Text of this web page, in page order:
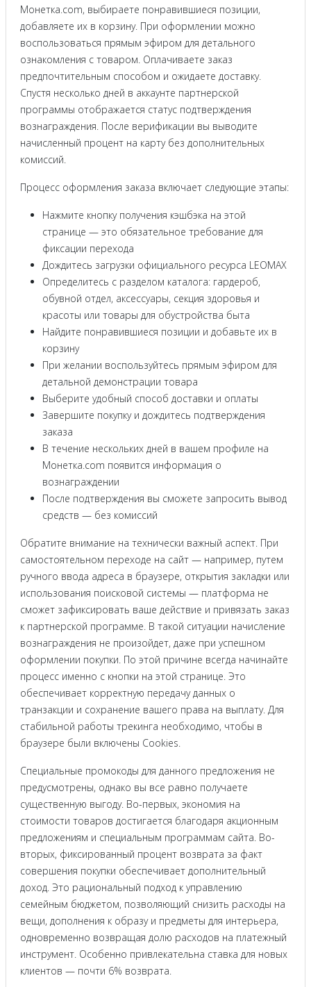
Монетка.com, выбираете понравившиеся позиции,
добавляете их в корзину. При оформлении можно
воспользоваться прямым эфиром для детального
ознакомления с товаром. Оплачиваете заказ
предпочтительным способом и ожидаете доставку.
Спустя несколько дней в аккаунте партнерской
программы отображается статус подтверждения
вознаграждения. После верификации вы выводите
начисленный процент на карту без дополнительных
комиссий.
Процесс оформления заказа включает следующие этапы:
Нажмите кнопку получения кэшбэка на этой
странице — это обязательное требование для
фиксации перехода
Дождитесь загрузки официального ресурса LEOMAX
Определитесь с разделом каталога: гардероб,
обувной отдел, аксессуары, секция здоровья и
красоты или товары для обустройства быта
Найдите понравившиеся позиции и добавьте их в
корзину
При желании воспользуйтесь прямым эфиром для
детальной демонстрации товара
Выберите удобный способ доставки и оплаты
Завершите покупку и дождитесь подтверждения
заказа
В течение нескольких дней в вашем профиле на
Монетка.com появится информация о
вознаграждении
После подтверждения вы сможете запросить вывод
средств — без комиссий
Обратите внимание на технически важный аспект. При
самостоятельном переходе на сайт — например, путем
ручного ввода адреса в браузере, открытия закладки или
использования поисковой системы — платформа не
сможет зафиксировать ваше действие и привязать заказ
к партнерской программе. В такой ситуации начисление
вознаграждения не произойдет, даже при успешном
оформлении покупки. По этой причине всегда начинайте
процесс именно с кнопки на этой странице. Это
обеспечивает корректную передачу данных о
транзакции и сохранение вашего права на выплату. Для
стабильной работы трекинга необходимо, чтобы в
браузере были включены Cookies.
Специальные промокоды для данного предложения не
предусмотрены, однако вы все равно получаете
существенную выгоду. Во-первых, экономия на
стоимости товаров достигается благодаря акционным
предложениям и специальным программам сайта. Во-
вторых, фиксированный процент возврата за факт
совершения покупки обеспечивает дополнительный
доход. Это рациональный подход к управлению
семейным бюджетом, позволяющий снизить расходы на
вещи, дополнения к образу и предметы для интерьера,
одновременно возвращая долю расходов на платежный
инструмент. Особенно привлекательна ставка для новых
клиентов — почти 6% возврата.